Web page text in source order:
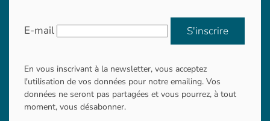
E-mail S'inscrire
En vous inscrivant à la newsletter, vous acceptez
l'utilisation de vos données pour notre emailing. Vos
données ne seront pas partagées et vous pourrez, à tout
moment, vous désabonner.